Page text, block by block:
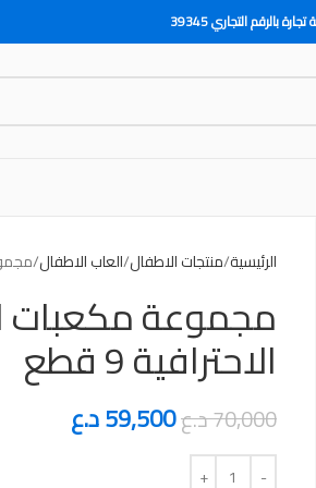
بالرقم التجاري 39345
الرئيسية منتجات الاطفال العاب الاطفال
مجموعة مكعبات
الاحترافية 9 قطع
70,000د.ع59,500د.ع